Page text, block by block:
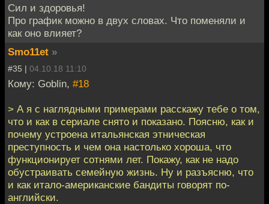
Сил и здоровья!
Про график можно в двух словах. Что поменяли и
как оно влияет?
Smo11et »
#35 | 04.10.18 11:10
Кому: Goblin, #18
> А я с наглядными примерами расскажу тебе о том,
что и как в сериале снято и показано. Поясню, как и
почему устроена итальянская этническая
преступность и чем она настолько хороша, что
функционирует сотнями лет. Покажу, как не надо
обустраивать семейную жизнь. Ну и разъясню, что
и как итало-американские бандиты говорят по-
английски.